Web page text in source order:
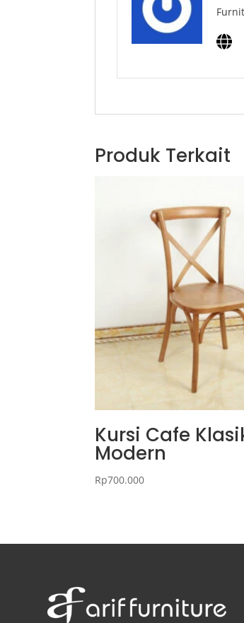
Produk Terkait
Kursi Cafe
Modern
Rp700.000